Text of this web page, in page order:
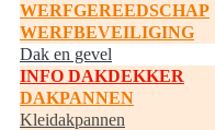
WERFGEREEDSCHAP
WERFBEVEILIGING
Dak en gevel
INFO DAKDEKKER
DAKPANNEN
Kleidakpannen